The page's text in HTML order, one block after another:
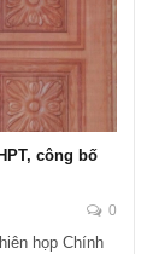
công bố
0
họp Chính